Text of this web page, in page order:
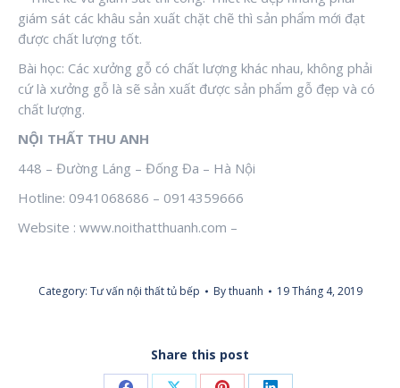
giám sát các khâu sản xuất chặt chẽ thì sản phẩm mới đạt
được chất lượng tốt.
Bài học: Các xưởng gỗ có chất lượng khác nhau, không phải
cứ là xưởng gỗ là sẽ sản xuất được sản phẩm gỗ đẹp và có
chất lượng.
NỘI THẤT THU ANH
448 – Đường Láng – Đống Đa – Hà Nội
Hotline: 0941068686 – 0914359666
Website : www.noithatthuanh.com –
Category: Tư vấn nội thất tủ bếp Bythuanh 19 Tháng 4, 2019
Share this post